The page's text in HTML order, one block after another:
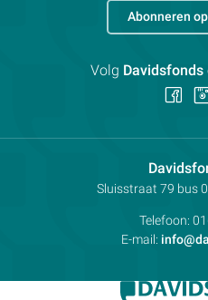
Adres:
Sluisstraat 79 bus
Telefoon:
E-mail:
Abonneren
Volg Davidsfonds